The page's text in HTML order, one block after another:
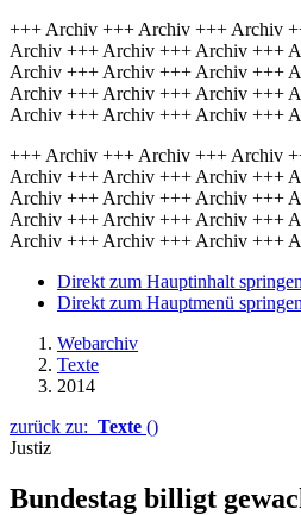
+++ Archiv +++ Archiv +++ Archiv
Archiv +++ Archiv +++ Archiv +++
Archiv +++ Archiv +++ Archiv +++
Archiv +++ Archiv +++ Archiv +++
Archiv +++ Archiv +++ Archiv +++
+++ Archiv +++ Archiv +++ Archiv
Archiv +++ Archiv +++ Archiv +++
Archiv +++ Archiv +++ Archiv +++
Archiv +++ Archiv +++ Archiv +++
Archiv +++ Archiv +++ Archiv +++
Direkt zum Hauptinhalt springen
Direkt zum Hauptmenü springen
Webarchiv
Texte
2014
zurück zu: Texte ()
Justiz
Bundestag billigt